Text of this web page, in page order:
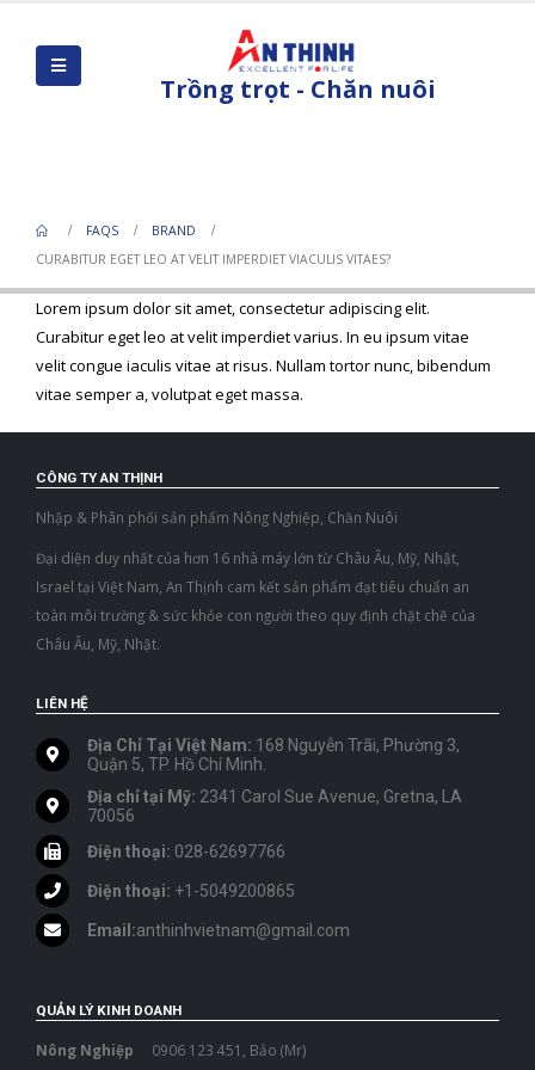
Trồng trọt - Chăn nuôi
FAQS
BRAND
CURABITUR EGET LEO AT VELIT IMPERDIET VIACULIS VITAES?
Lorem ipsum dolor sit amet, consectetur adipiscing elit.
Curabitur eget leo at velit imperdiet varius. In eu ipsum vitae
velit congue iaculis vitae at risus. Nullam tortor nunc, bibendum
vitae semper a, volutpat eget massa.
CÔNG TY AN THỊNH
Nhập & Phân phối sản phẩm Nông Nghiệp, Chăn Nuôi
Đại diện duy nhất của hơn 16 nhà máy lớn từ Châu Âu, Mỹ, Nhật,
Israel tại Việt Nam, An Thịnh cam kết sản phẩm đạt tiêu chuẩn an
toàn môi trường & sức khỏe con người theo quy định chặt chẽ của
Châu Âu, Mỹ, Nhật.
LIÊN HỆ
Địa Chỉ Tại Việt Nam: 168 Nguyễn Trãi, Phường 3,
Quận 5, TP. Hồ Chí Minh.
Địa chỉ tại Mỹ: 2341 Carol Sue Avenue, Gretna, LA
70056
Điện thoại: 028-62697766
Điện thoại: +1-5049200865
Email:anthinhvietnam@gmail.com
QUẢN LÝ KINH DOANH
Nông Nghiệp 0906 123 451, Bảo (Mr)